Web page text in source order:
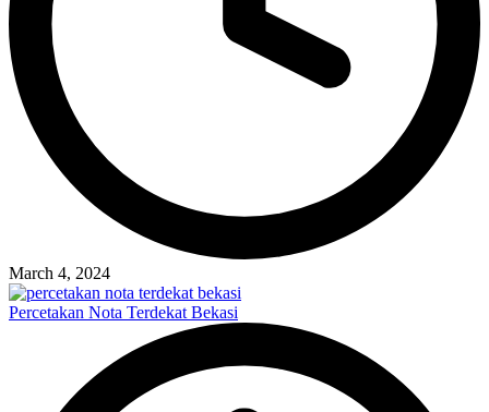
March 4, 2024
Percetakan Nota Terdekat Bekasi